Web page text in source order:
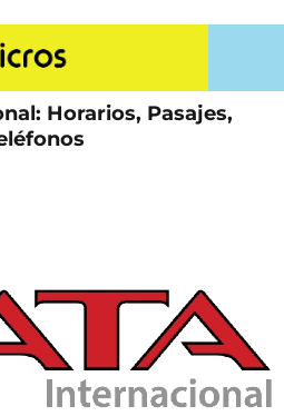
Horarios, Pasajes,